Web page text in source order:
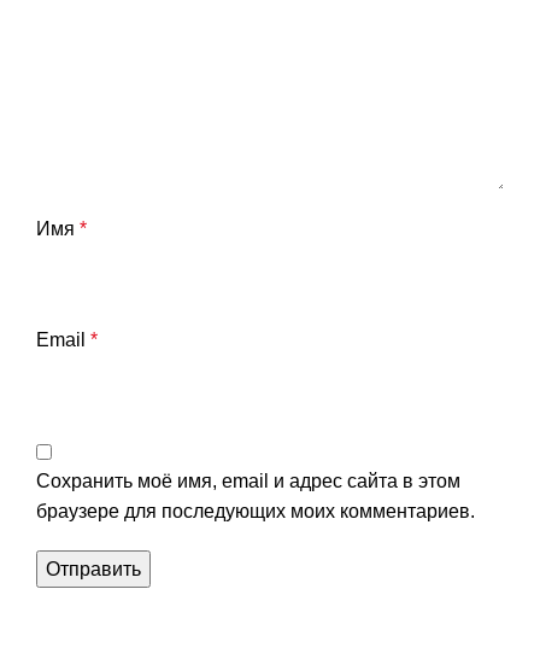
Имя *
Email *
Сохранить моё имя, email и адрес сайта в этом
браузере для последующих моих комментариев.